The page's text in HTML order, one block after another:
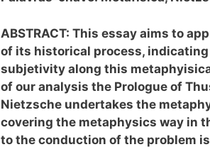
ABSTRACT: This essay aims to
of its historical process,
subjetivity along this
of our analysis the Prologue of
Nietzsche undertakes the
covering the metaphysics way in
to the conduction of the problem